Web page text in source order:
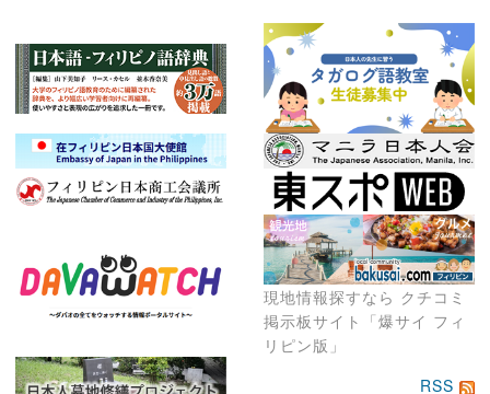
現地情報探すなら クチコミ
掲示板サイト「爆サイ フィ
リピン版」
RSS